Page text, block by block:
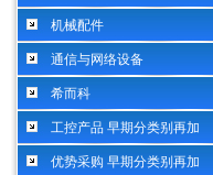
机械配件
通信与网络设备
希而科
工控产品 早期分类别再加
优势采购 早期分类别再加